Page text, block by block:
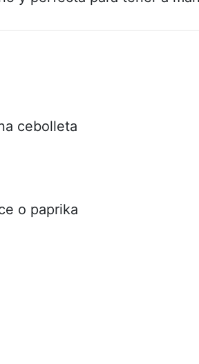
cebolleta
o paprika